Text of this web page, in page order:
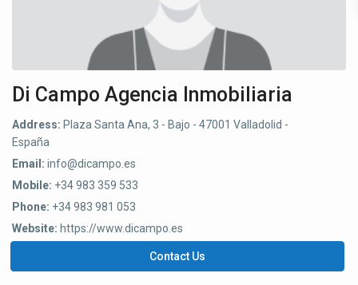
Di Campo Agencia Inmobiliaria
Address: Plaza Santa Ana, 3 - Bajo - 47001 Valladolid -
España
Email: info@dicampo.es
Mobile: +34 983 359 533
Phone: +34 983 981 053
Website: https://www.dicampo.es
Contact Us